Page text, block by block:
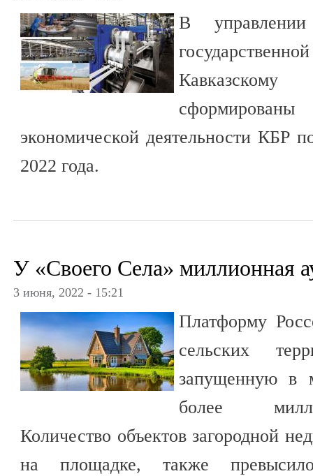
В
Кавказскому
экономической деятельности КБР
2022 года.
У «Своего Села» миллионная
3 июня, 2022 - 15:21
Платформу
сельских
запущенную в
более
Количество объектов загородной
на площадке, также